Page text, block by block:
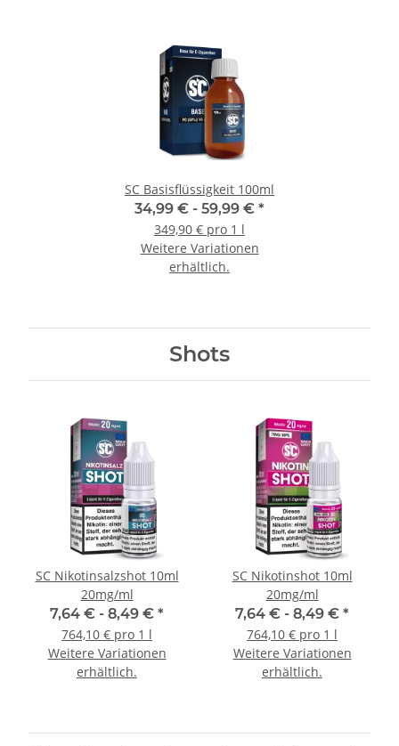
SC Basisflüssigkeit 100ml
34,99 € - 59,99 € *
349,90 € pro 1 l
Weitere Variationen
erhältlich.
Shots
SC Nikotinsalzshot 10ml
20mg/ml
7,64 € - 8,49 € *
764,10 € pro 1 l
Weitere Variationen
erhältlich.
SC Nikotinshot 10ml
20mg/ml
7,64 € - 8,49 € *
764,10 € pro 1 l
Weitere Variationen
erhältlich.